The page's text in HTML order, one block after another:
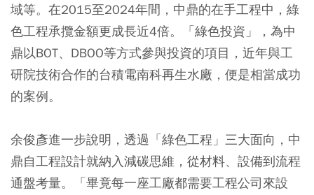
域等。在2015至2024年間，中鼎的在手工程中，綠
色工程承攬金額更成長近4倍。「綠色投資」，為中
鼎以BOT、DBOO等方式參與投資的項目，近年與工
研院技術合作的台積電南科再生水廠，便是相當成功
的案例。
余俊彥進一步說明，透過「綠色工程」三大面向，中
鼎自工程設計就納入減碳思維，從材料、設備到流程
通盤考量。「畢竟每一座工廠都需要工程公司來設